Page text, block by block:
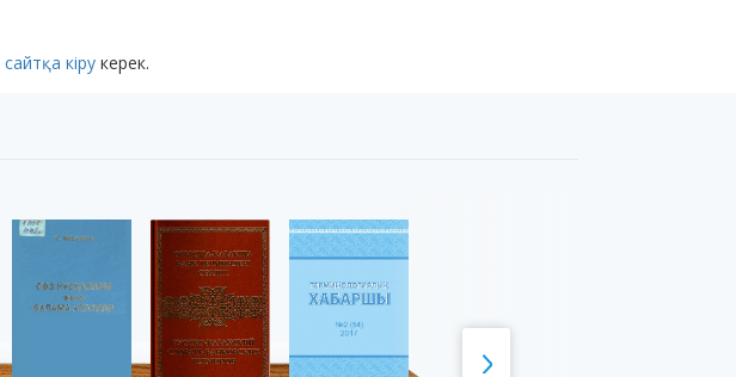
сайтқа кіру керек.